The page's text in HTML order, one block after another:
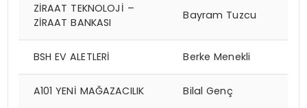
ZİRAAT TEKNOLOJİ –
ZİRAAT BANKASI
Bayram Tuzcu
BSH EV ALETLERİ Berke Menekli
A101 YENİ MAĞAZACILIK Bilal Genç